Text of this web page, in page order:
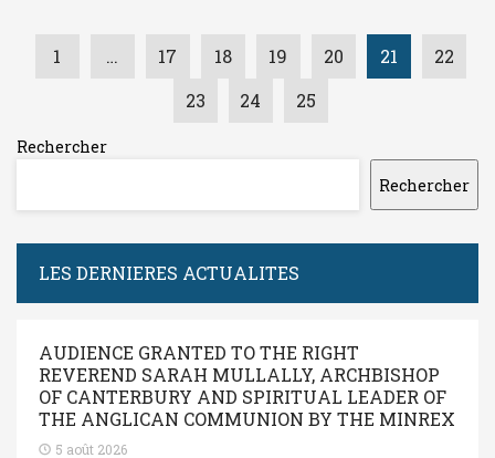
1 … 17 18 19 20 21
22
23
24 25
Rechercher
Rechercher
LES DERNIERES ACTUALITES
AUDIENCE GRANTED TO THE RIGHT
REVEREND SARAH MULLALLY, ARCHBISHOP
OF CANTERBURY AND SPIRITUAL LEADER OF
THE ANGLICAN COMMUNION BY THE MINREX
5 août 2026